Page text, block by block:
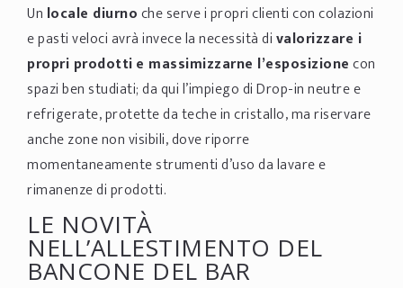
Un locale diurnoche serve i propri clienti con colazioni
e pasti veloci avrà invece la necessità divalorizzare i
propri prodottie massimizzarne l’esposizionecon
spazi ben studiati; da qui l’impiego di Drop-in neutre e
refrigerate, protette da teche in cristallo, ma riservare
anche zone non visibili, dove riporre
momentaneamente strumenti d’uso da lavare e
rimanenze di prodotti.
LE NOVITÀ
NELL’ALLESTIMENTO DEL
BANCONE DEL BAR